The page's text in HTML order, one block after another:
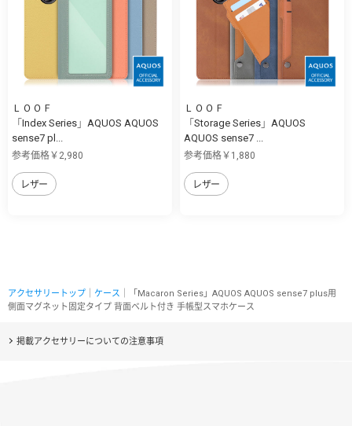
ＬＯＯＦ
「Index Series」AQUOS AQUOS
sense7 pl...
参考価格￥2,980
レザー
ＬＯＯＦ
「Storage Series」AQUOS
AQUOS sense7 ...
参考価格￥1,880
レザー
アクセサリートップ ケース ｜「Macaron Series」AQUOS AQUOS sense7 plus用
側面マグネット固定タイプ 背面ベルト付き 手帳型スマホケース
掲載アクセサリーについての注意事項